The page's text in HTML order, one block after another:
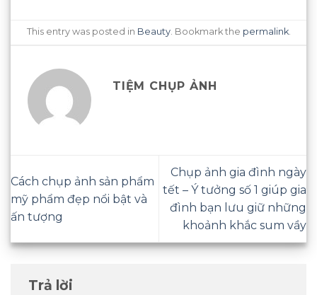
This entry was posted in Beauty. Bookmark the permalink.
TIỆM CHỤP ẢNH
Cách chụp ảnh sản phẩm
mỹ phẩm đẹp nổi bật và
ấn tượng
Chụp ảnh gia đình ngày
tết – Ý tưởng số 1 giúp gia
đình bạn lưu giữ những
khoảnh khắc sum vầy
Trả lời